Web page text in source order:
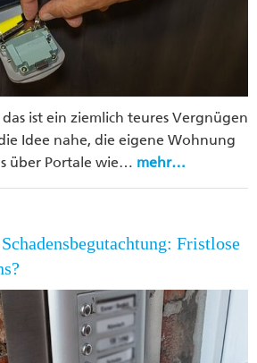
ist ein ziemlich teures Vergnügen
Idee nahe, die eigene Wohnung
über Portale wie… mehr…
Fristlose